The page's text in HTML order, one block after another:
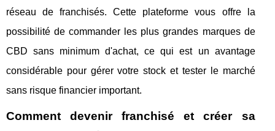
réseau de franchisés. Cette plateforme vous offre la
possibilité de commander les plus grandes marques de
CBD sans minimum d'achat, ce qui est un avantage
considérable pour gérer votre stock et tester le marché
sans risque financier important.
Comment devenir franchisé et créer sa